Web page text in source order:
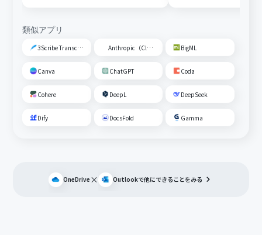
類似アプリ
3Scribe Transcription Anthropic（Claude） BigML
Canva ChatGPT Coda
Cohere DeepL DeepSeek
Dify DocsFold Gamma
OneDrive × Outlookで他にできることをみる